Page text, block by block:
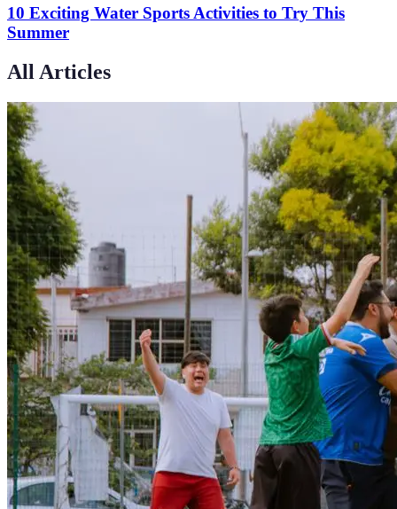
10 Exciting Water Sports Activities to Try This
Summer
All Articles